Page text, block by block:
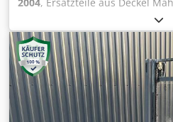
2004, Ersatzteile aus Deckel
verkaufen . Maschine dient nur
Maschine ist vollständig in
iTNC 530 komplett
Kühlaggregat Trennwand
Hirth ( defekt ) Späneförderer
gebrauchte Teile in guten
Mwst. 19% Dcjdoytx Dmepfx Ab